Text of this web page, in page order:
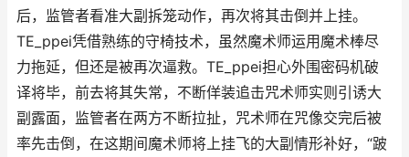
后，监管者看准大副拆笼动作，再次将其击倒并上挂。
TE_ppei凭借熟练的守椅技术，虽然魔术师运用魔术棒尽
力拖延，但还是被再次逼救。TE_ppei担心外围密码机破
译将毕，前去将其失常，不断佯装追击咒术师实则引诱大
副露面，监管者在两方不断拉扯，咒术师在咒像交完后被
率先击倒，在这期间魔术师将上挂飞的大副情形补好，“跛